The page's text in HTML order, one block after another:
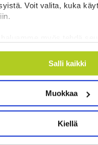
Voit valita, kuka
tietoja
muutaman metrin
aktiivisesti
miten henkilötietojasi
tai peruuttaa sen
Salli kaikki
Muokkaa
Kiellä
mukaan
rajatulla
Viikko